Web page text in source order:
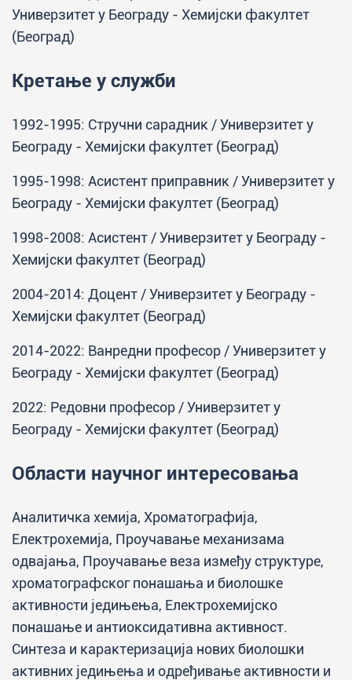
Универзитет у Београду - Хемијски факултет
(Београд)
Кретање у служби
1992-1995: Стручни сарадник / Универзитет у
Београду - Хемијски факултет (Београд)
1995-1998: Асистент приправник / Универзитет у
Београду - Хемијски факултет (Београд)
1998-2008: Асистент / Универзитет у Београду -
Хемијски факултет (Београд)
2004-2014: Доцент / Универзитет у Београду -
Хемијски факултет (Београд)
2014-2022: Ванредни професор / Универзитет у
Београду - Хемијски факултет (Београд)
2022: Редовни професор / Универзитет у
Београду - Хемијски факултет (Београд)
Области научног интересовања
Аналитичка хемија, Хроматографија,
Електрохемија, Проучавање механизама
одвајања, Проучавање веза између структуре,
хроматографског понашања и биолошке
активности једињења, Електрохемијско
понашање и антиоксидативна активност.
Синтеза и карактеризација нових биолошки
активних једињења и одређивање активности и